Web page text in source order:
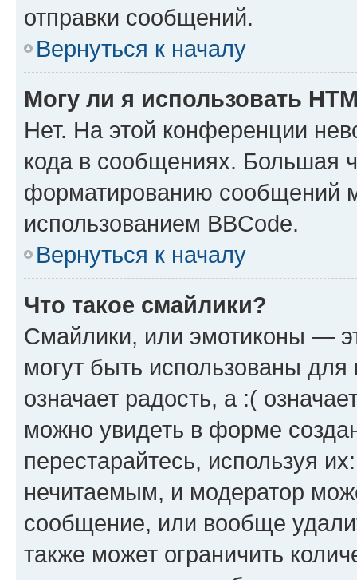
отправки сообщений.
Вернуться к началу
Могу ли я использовать
Нет. На этой конференции
кода в сообщениях. Большая
форматированию сообщений
использованием BBCode.
Вернуться к началу
Что такое смайлики?
Смайлики, или эмотиконы —
могут быть использованы
означает радость, а :(
можно увидеть в форме
перестарайтесь, используя
нечитаемым, и модератор
сообщение, или вообще
также может ограничить